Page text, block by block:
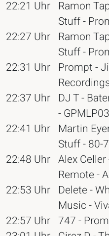
22:21 Uhr Ramon
Stuff -
22:27 Uhr Ramon
Stuff -
22:31 Uhr Prompt -
22:37 Uhr DJ T -
-
22:41 Uhr Martin
Stuff - 80-
22:48 Uhr Alex
Remote -
22:53 Uhr Delete -
Music -
22:57 Uhr 747 -